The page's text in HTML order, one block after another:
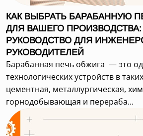
КАК ВЫБРАТЬ БАРАБАННУЮ
ДЛЯ ВАШЕГО
РУКОВОДСТВО ДЛЯ
РУКОВОДИТЕЛЕЙ
Барабанная печь обжига — это
технологических устройств в
цементная, металлургическая,
горнодобывающая и перераба...